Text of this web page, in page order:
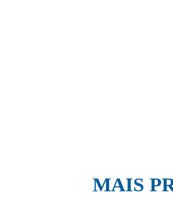
MAIS